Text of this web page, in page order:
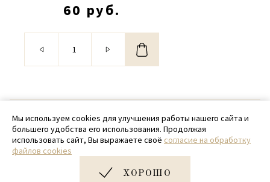
60 руб.
© 2020 - 2026 SamPack
+ 7 (918) 699-97-87
zakaz@sampack.store
Мы используем cookies для улучшения работы нашего сайта и
большего удобства его использования. Продолжая
использовать сайт, Вы выражаете своё согласие на обработку
файлов cookies
ХОРОШО